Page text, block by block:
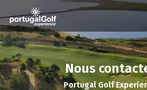
Nous
Portugal Golf